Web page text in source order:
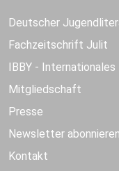
Deutscher
Fachzeitschrift Julit
IBBY - Internationales
Mitgliedschaft
Presse
Newsletter abonnieren
Kontakt